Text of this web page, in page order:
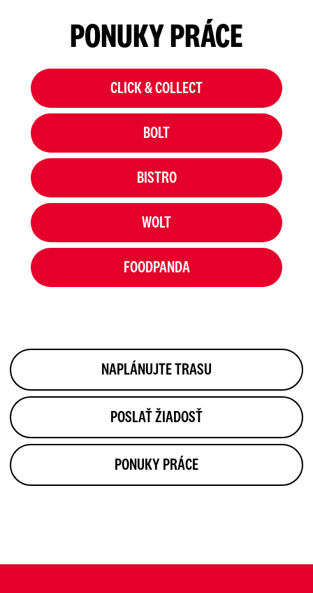
PONUKY PRÁCE
CLICK & COLLECT
BOLT
BISTRO
WOLT
FOODPANDA
NAPLÁNUJTE TRASU
POSLAŤ ŽIADOSŤ
PONUKY PRÁCE